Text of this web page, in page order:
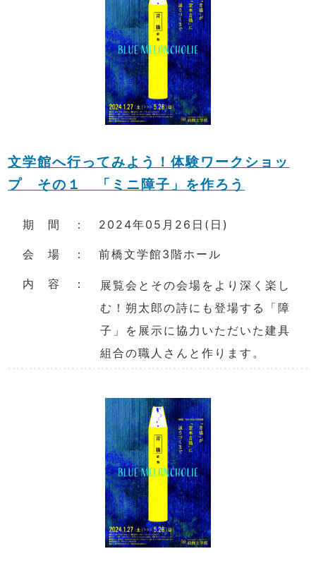
文学館へ行ってみよう！体験ワークショッ
プ その１ 「ミニ障子」を作ろう
期 間 ： 2024年05月26日(日)
会 場 ： 前橋文学館3階ホール
内 容 ：
展覧会とその会場をより深く楽し
む！朔太郎の詩にも登場する「障
子」を展示に協力いただいた建具
組合の職人さんと作ります。